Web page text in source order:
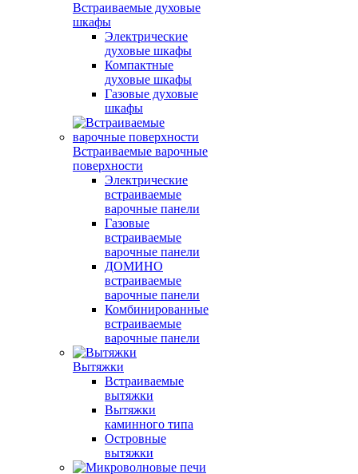
Встраиваемые духовые
шкафы
Электрические
духовые шкафы
Компактные
духовые шкафы
Газовые духовые
шкафы
Встраиваемые варочные
поверхности
Электрические
встраиваемые
варочные панели
Газовые
встраиваемые
варочные панели
ДОМИНО
встраиваемые
варочные панели
Комбинированные
встраиваемые
варочные панели
Вытяжки
Встраиваемые
вытяжки
Вытяжки
каминного типа
Островные
вытяжки